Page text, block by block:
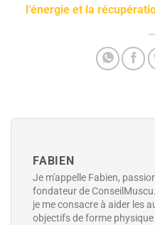
l’énergie et la
FABIEN
Je m'appelle Fabien,
fondateur de
je me consacre à aider les
objectifs de forme